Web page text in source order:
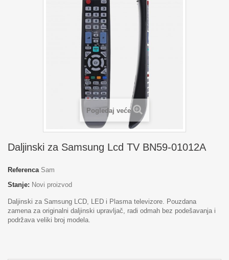
Pogledaj veće
Daljinski za Samsung Lcd TV BN59-01012A
Referenca Sam
Stanje: Novi proizvod
Daljinski za Samsung LCD, LED i Plasma televizore. Pouzdana
zamena za originalni daljinski upravljač, radi odmah bez podešavanja i
podržava veliki broj modela.